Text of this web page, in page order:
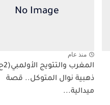
منذ عام
ذهبية نوال المتوكل.. قصة
ميدالية...